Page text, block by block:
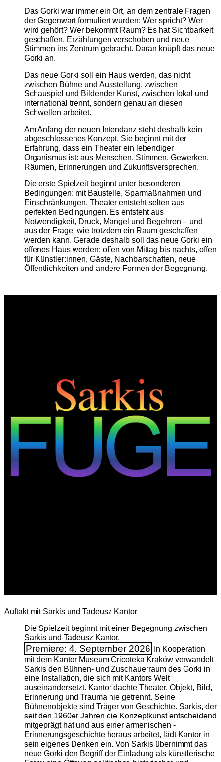
Das Gorki war immer ein Ort, an dem zentrale Fragen
der Gegenwart formuliert wurden: Wer spricht? Wer
wird gehört? Wer bekommt Raum? Es hat Sichtbarkeit
geschaffen, Erzählungen verschoben und neue
Stimmen ins Zentrum gebracht. Daran knüpft das neue
Gorki an.
Das neue Gorki soll ein Haus werden, das nicht
zwischen Bühne und Ausstellung, zwischen
Schauspiel und Bildender Kunst, zwischen lokal und
international trennt, sondern genau an diesen
Schwellen arbeitet.
Am Anfang der neuen Intendanz steht deshalb kein
abgeschlossenes Konzept. Sie beginnt mit der
Erfahrung, dass ein Theater ein lebendiger
Organismus ist: aus Menschen, Stimmen, Gewerken,
Räumen, Erinnerungen und Zukunftsversprechen.
Die erste Spielzeit beginnt unter besonderen
Bedingungen: mit Baustelle, Sparmaßnahmen und
Einschränkungen. Theater entsteht selten aus
perfekten Bedingungen. Es entsteht aus
Notwendigkeit, Druck, Mangel und Begehren – und
aus der Frage, wie trotzdem ein Raum geschaffen
werden kann. Gerade deshalb soll das neue Gorki ein
offenes Haus werden: offen von Mittag bis nachts, offen
für Künstler:innen, Gäste, Nachbarschaften, neue
Öffentlichkeiten und andere Formen der Begegnung.
Auftakt mit Sarkis und Tadeusz Kantor
Die Spielzeit beginnt mit einer Begegnung zwischen
Sarkisund Tadeusz Kantor.
Premiere: 4. September 2026
In Kooperation
mit dem Kantor Museum Cricoteka Kraków verwandelt
Sarkis den Bühnen- und Zuschauerraum des Gorki in
eine Installation, die sich mit Kantors Welt
auseinandersetzt. Kantor dachte Theater, Objekt, Bild,
Erinnerung und Trauma nie getrennt. Seine
Bühnenobjekte sind Träger von Geschichte. Sarkis, der
seit den 1960er Jahren die Konzeptkunst entscheidend
mitgeprägt hat und aus einer armenischen ­
Erinnerungsgeschichte heraus arbeitet, lädt Kantor in
sein eigenes Denken ein. Von Sarkis übernimmt das
neue Gorki den Begriff der Einladung als künstlerische